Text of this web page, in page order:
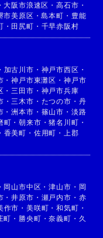
・大阪市浪速区 ・高石市 ・
市美原区 ・島本町 ・ 豊能
・ 田尻町 ・ 千早赤阪村
・ 加古川市 ・ 神戸市西区 ・
・神戸市東灘区 ・ 神戸市
・ 三田市 ・ 神戸市兵庫
・ 三木市 ・ たつの市 ・ 丹
・洲本市 ・ 篠山市 ・ 淡路
町 ・朝来市 ・猪名川町 ・
・ 香美町 ・ 佐用町 ・
上郡
・ 岡山市中区 ・津山市 ・ 岡
・井原市 ・ 瀬戸内市 ・ 赤
作市 ・ 美咲町 ・和気町 ・
町 ・ 勝央町 ・奈義町 ・ 久